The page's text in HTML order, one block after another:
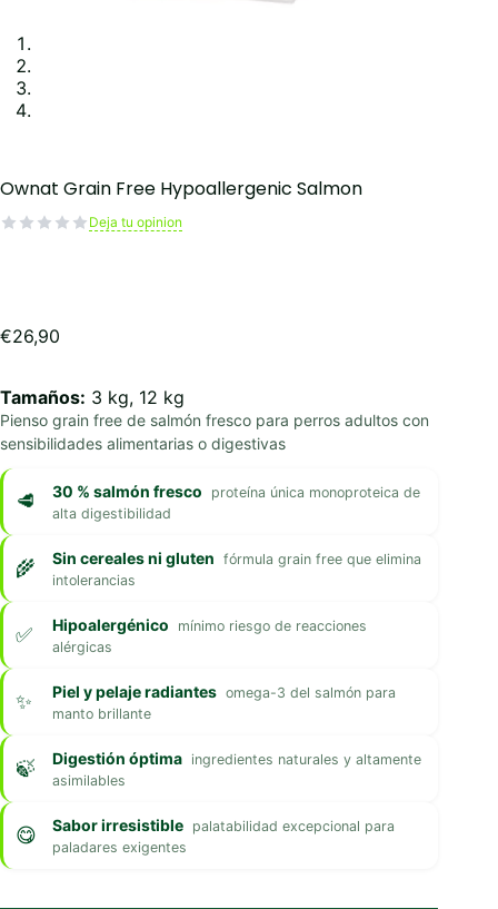
Ownat Grain Free Hypoallergenic Salmon
Deja tu opinion
€26,90
Tamaños: 3 kg, 12 kg
Pienso grain free de salmón fresco para perros adultos con
sensibilidades alimentarias o digestivas
30 % salmón fresco
proteína única monoproteica de
alta digestibilidad
Sin cereales ni gluten fórmula grain free que elimina
intolerancias
Hipoalergénico
mínimo riesgo de reacciones
alérgicas
Piel y pelaje radiantes omega-3 del salmón para
manto brillante
Digestión óptima ingredientes naturales y altamente
asimilables
Sabor irresistible palatabilidad excepcional para
paladares exigentes